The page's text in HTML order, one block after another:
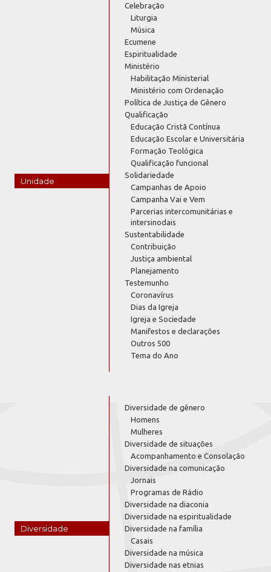
Unidade
Celebração
Liturgia
Música
Ecumene
Espiritualidade
Ministério
Habilitação Ministerial
Ministério com Ordenação
Política de Justiça de Gênero
Qualificação
Educação Cristã Contínua
Educação Escolar e Universitária
Formação Teológica
Qualificação funcional
Solidariedade
Campanhas de Apoio
Campanha Vai e Vem
Parcerias intercomunitárias e
intersinodais
Sustentabilidade
Contribuição
Justiça ambiental
Planejamento
Testemunho
Coronavírus
Dias da Igreja
Igreja e Sociedade
Manifestos e declarações
Outros 500
Tema do Ano
Diversidade
Diversidade de gênero
Homens
Mulheres
Diversidade de situações
Acompanhamento e Consolação
Diversidade na comunicação
Jornais
Programas de Rádio
Diversidade na diaconia
Diversidade na espiritualidade
Diversidade na família
Casais
Diversidade na música
Diversidade nas etnias